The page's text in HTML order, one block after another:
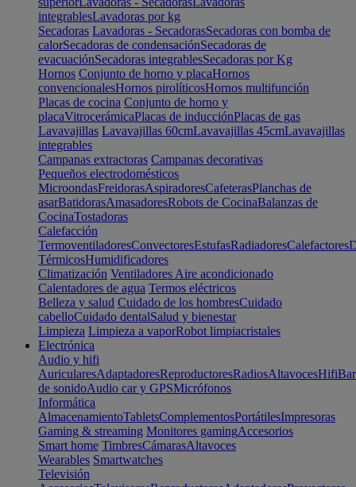
integrablesLavadoras por kg
Secadoras Lavadoras - SecadorasSecadoras con bomba de
calorSecadoras de condensaciónSecadoras de
evacuaciónSecadoras integrablesSecadoras por Kg
Hornos Conjunto de horno y placaHornos
convencionalesHornos pirolíticosHornos multifunción
Placas de cocina Conjunto de horno y
placaVitrocerámicaPlacas de inducciónPlacas de gas
Lavavajillas Lavavajillas 60cmLavavajillas 45cmLavavajillas
integrables
Campanas extractoras Campanas decorativas
Pequeños electrodomésticos
MicroondasFreidorasAspiradoresCafeterasPlanchas de
asarBatidorasAmasadoresRobots de CocinaBalanzas de
CocinaTostadoras
Calefacción
TermoventiladoresConvectoresEstufasRadiadoresCalefactores
TérmicosHumidificadores
Climatización Ventiladores Aire acondicionado
Calentadores de agua Termos eléctricos
Belleza y salud Cuidado de los hombresCuidado
cabelloCuidado dentalSalud y bienestar
Limpieza Limpieza a vaporRobot limpiacristales
Electrónica
Audio y hifi
AuricularesAdaptadoresReproductoresRadiosAltavocesHifi
de sonidoAudio car y GPSMicrófonos
Informática
AlmacenamientoTabletsComplementosPortátilesImpresoras
Gaming & streaming Monitores gamingAccesorios
Smart home TimbresCámarasAltavoces
Wearables Smartwatches
Televisión